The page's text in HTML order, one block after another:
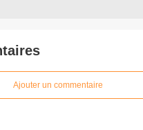
Ajouter un commentaire